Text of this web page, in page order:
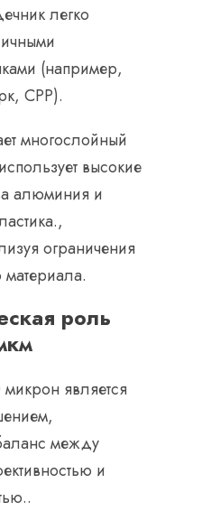
легко
(например,
CPP).
многослойный
высокие
алюминия и
ограничения
материала.
роль
является
между
и